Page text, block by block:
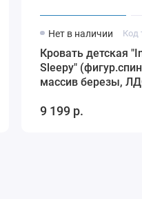
Нет в наличии Код
Кровать детская
Sleepy"
массив березы,
9 199 р.